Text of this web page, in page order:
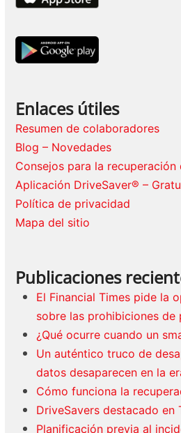
Enlaces útiles
Resumen de colaboradores
Blog – Novedades
Consejos para la recuperación
Aplicación DriveSaver® –
Política de privacidad
Mapa del sitio
Publicaciones
El Financial Times pide la
sobre las prohibiciones de
¿Qué ocurre cuando un
Un auténtico truco de
datos desaparecen en la
Cómo funciona la
DriveSavers destacado en
Planificación previa al